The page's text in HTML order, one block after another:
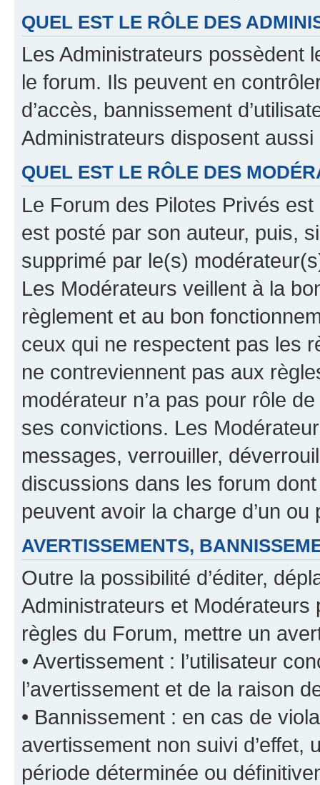
QUEL EST LE RÔLE DES
Les Administrateurs possèdent
le forum. Ils peuvent en
d’accès, bannissement
Administrateurs disposent
QUEL EST LE RÔLE DES
Le Forum des Pilotes Privés
est posté par son auteur, puis,
supprimé par le(s)
Les Modérateurs veillent à la
règlement et au bon
ceux qui ne respectent pas les
ne contreviennent pas aux
modérateur n’a pas pour rôle
ses convictions. Les
messages, verrouiller,
discussions dans les forum
peuvent avoir la charge d’un
AVERTISSEMENTS,
Outre la possibilité d’éditer,
Administrateurs et
règles du Forum, mettre un
• Avertissement : l’utilisateur
l’avertissement et de la raison
• Bannissement : en cas de
avertissement non suivi d’effet,
période déterminée ou